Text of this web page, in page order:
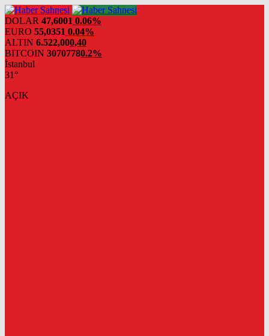
DOLAR 47,6001 0.06%
EURO 55,0351 0.04%
ALTIN 6.522,000,40
BITCOIN 30707780.2%
İstanbul
31°
AÇIK